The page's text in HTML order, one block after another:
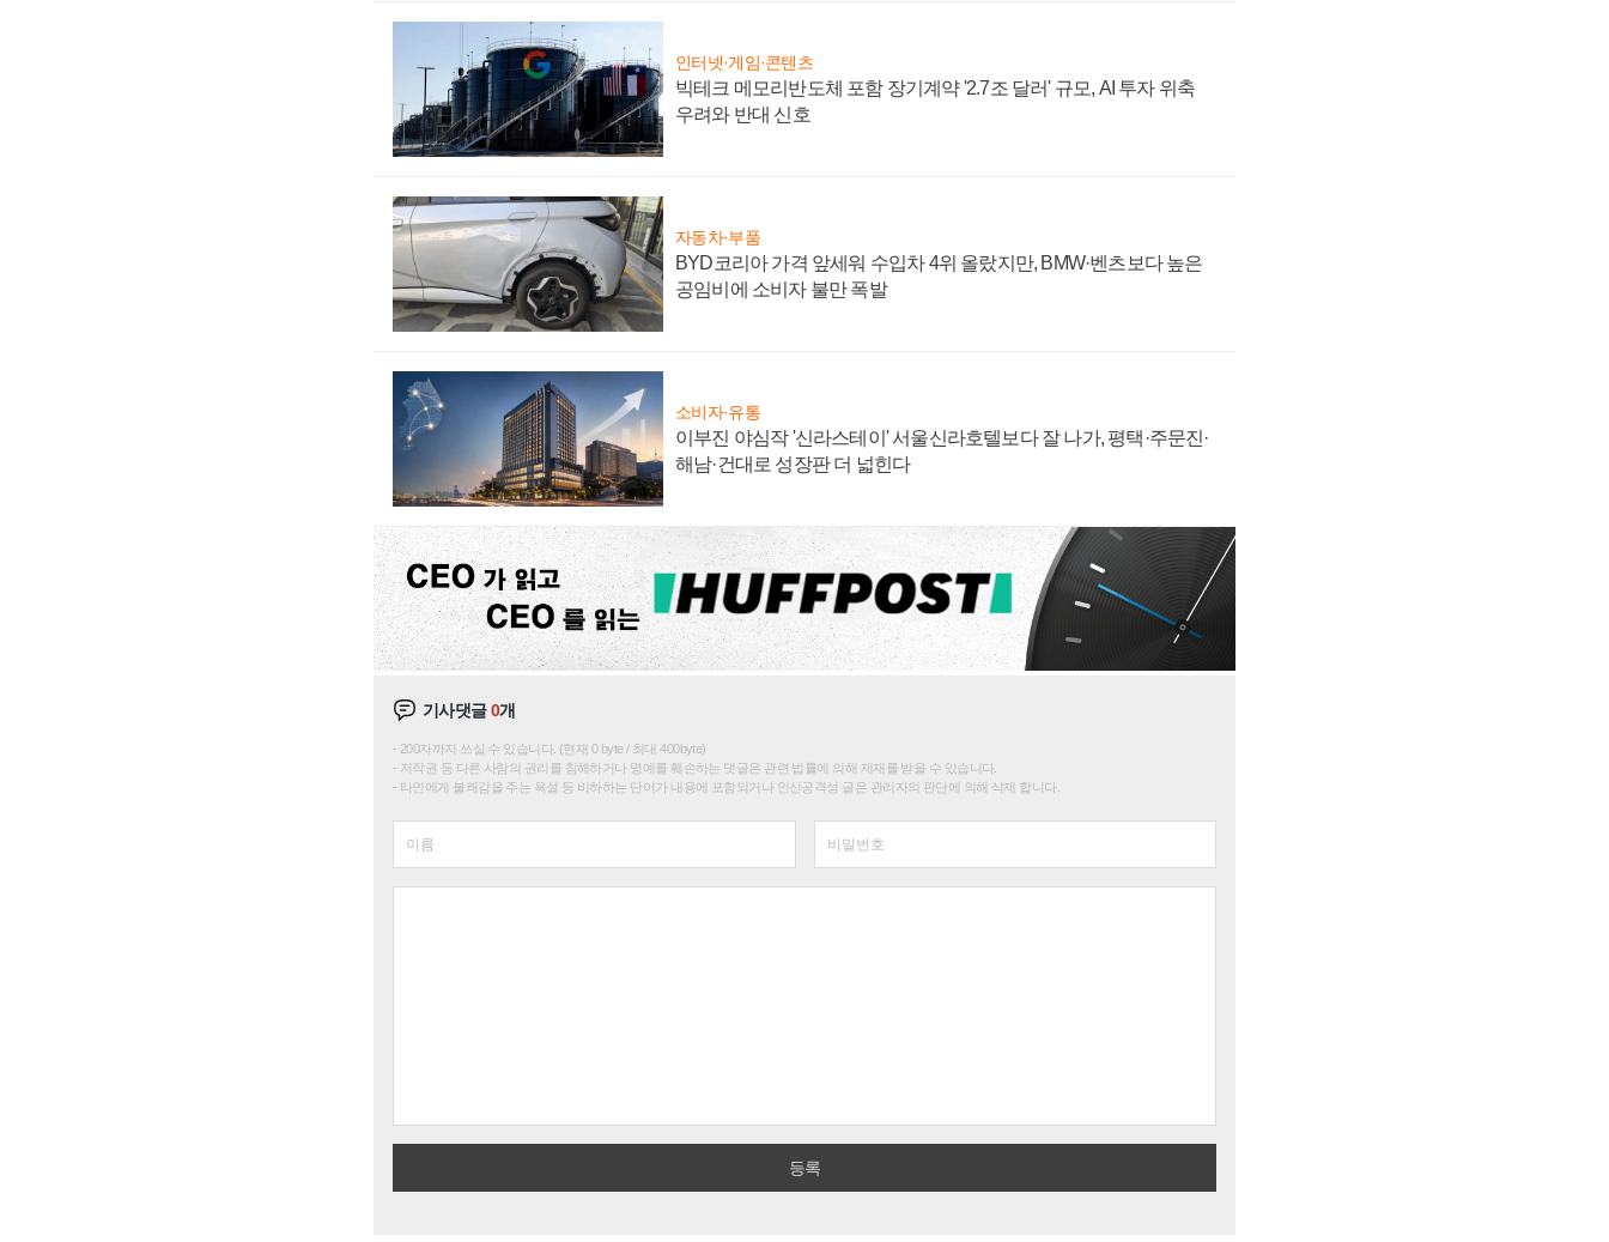
인터넷·게임·콘텐츠
빅테크 메모리반도체 포함 장기계약 '2.7조 달러' 규모, AI 투자 위축
우려와 반대 신호
자동차·부품
BYD코리아 가격 앞세워 수입차 4위 올랐지만, BMW·벤츠보다 높은
공임비에 소비자 불만 폭발
소비자·유통
이부진 야심작 '신라스테이' 서울신라호텔보다 잘 나가, 평택·주문진·
해남·건대로 성장판 더 넓힌다
기사댓글0개
200자까지 쓰실 수 있습니다. (현재 0 byte / 최대 400byte)
저작권 등 다른 사람의 권리를 침해하거나 명예를 훼손하는 댓글은 관련 법률에 의해 제재를 받을 수 있습니다.
타인에게 불쾌감을 주는 욕설 등 비하하는 단어가 내용에 포함되거나 인신공격성 글은 관리자의 판단에 의해 삭제 합니다.